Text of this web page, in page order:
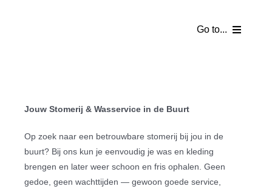
Go to...
Partyverhuur
Tentverhuur
Jouw Stomerij & Wasservice in de Buurt
Op zoek naar een betrouwbare stomerij bij jou in de
buurt? Bij ons kun je eenvoudig je was en kleding
brengen en later weer schoon en fris ophalen. Geen
gedoe, geen wachttijden — gewoon goede service,